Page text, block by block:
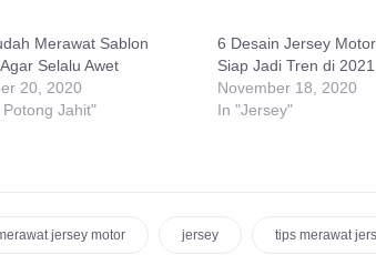
Merawat Sablon
Selalu Awet
20, 2020
Jahit"
6 Desain Jersey
Siap Jadi Tren di
November 18, 2020
In "Jersey"
jersey motor jersey tips merawat